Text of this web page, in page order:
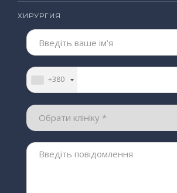
ХИРУРГИЯ
+380